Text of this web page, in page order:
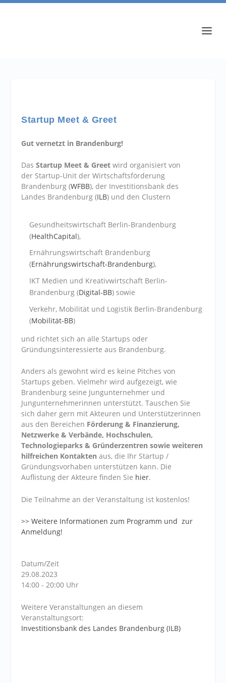
Startup Meet & Greet
Gut vernetzt in Brandenburg!
DasStartup Meet & Greetwird organisiert von
der Startup-Unit der Wirtschaftsförderung
Brandenburg (WFBB), der Investitionsbank des
Landes Brandenburg (ILB) und den Clustern
Gesundheitswirtschaft Berlin-Brandenburg
(HealthCapital),
Ernährungswirtschaft Brandenburg
(Ernährungswirtschaft-Brandenburg),
IKT Medien und Kreativwirtschaft Berlin-
Brandenburg (Digital-BB) sowie
Verkehr, Mobilität und Logistik Berlin-Brandenburg
(Mobilität-BB)
und richtet sich an alle Startups oder
Gründungsinteressierte aus Brandenburg.
Anders als gewohnt wird es keine Pitches von
Startups geben. Vielmehr wird aufgezeigt, wie
Brandenburg seine Jungunternehmer und
Jungunternehmerinnen unterstützt. Tauschen Sie
sich daher gern mit Akteuren und Unterstützerinnen
aus den Bereichen Förderung & Finanzierung,
Netzwerke & Verbände, Hochschulen,
Technologieparks & Gründerzentren sowie weiteren
hilfreichen Kontaktenaus, die Ihr Startup /
Gründungsvorhaben unterstützen kann. Die
Auflistung der Akteure finden Sie hier.
Die Teilnahme an der Veranstaltung ist kostenlos!
>> Weitere Informationen zum Programm und zur
Anmeldung!
Datum/Zeit
29.08.2023
14:00 - 20:00 Uhr
Weitere Veranstaltungen an diesem
Veranstaltungsort:
Investitionsbank des Landes Brandenburg (ILB)